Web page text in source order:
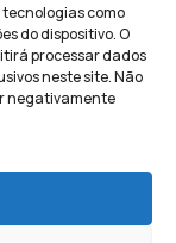
como
do dispositivo. O
processar dados
neste site. Não
negativamente